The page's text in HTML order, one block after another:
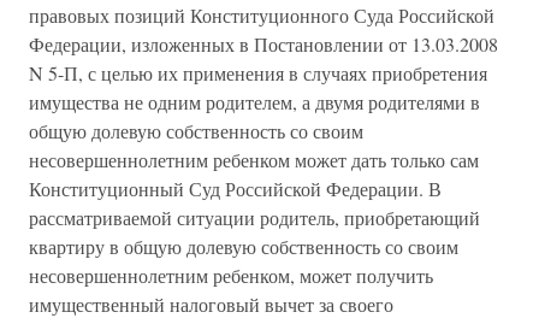
правовых позиций Конституционного Суда Российской
Федерации, изложенных в Постановлении от 13.03.2008
N 5-П, с целью их применения в случаях приобретения
имущества не одним родителем, а двумя родителями в
общую долевую собственность со своим
несовершеннолетним ребенком может дать только сам
Конституционный Суд Российской Федерации. В
рассматриваемой ситуации родитель, приобретающий
квартиру в общую долевую собственность со своим
несовершеннолетним ребенком, может получить
имущественный налоговый вычет за своего